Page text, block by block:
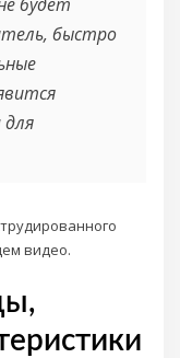
быстро
видео.